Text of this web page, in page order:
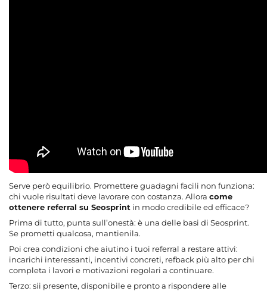
Serve però equilibrio. Promettere guadagni facili non funziona:
chi vuole risultati deve lavorare con costanza. Allora come
ottenere referral su Seosprint in modo credibile ed efficace?
Prima di tutto, punta sull’onestà: è una delle basi di Seosprint.
Se prometti qualcosa, mantienila.
Poi crea condizioni che aiutino i tuoi referral a restare attivi:
incarichi interessanti, incentivi concreti, refback più alto per chi
completa i lavori e motivazioni regolari a continuare.
Terzo: sii presente, disponibile e pronto a rispondere alle